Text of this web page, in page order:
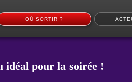
OÙ SORTIR ?
idéal pour la soirée !